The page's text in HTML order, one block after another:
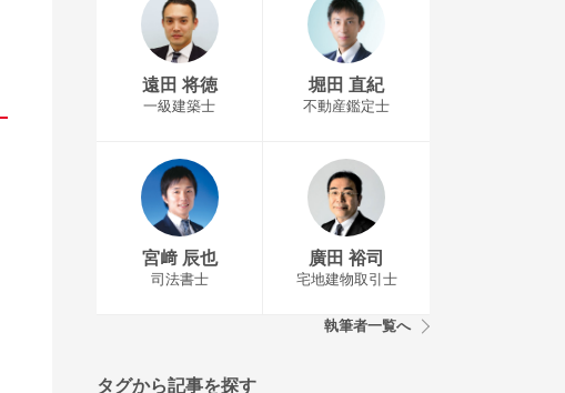
遠田 将徳
一級建築士
堀田 直紀
不動産鑑定士
宮﨑 辰也
司法書士
廣田 裕司
宅地建物取引士
執筆者一覧へ
タグから記事を探す